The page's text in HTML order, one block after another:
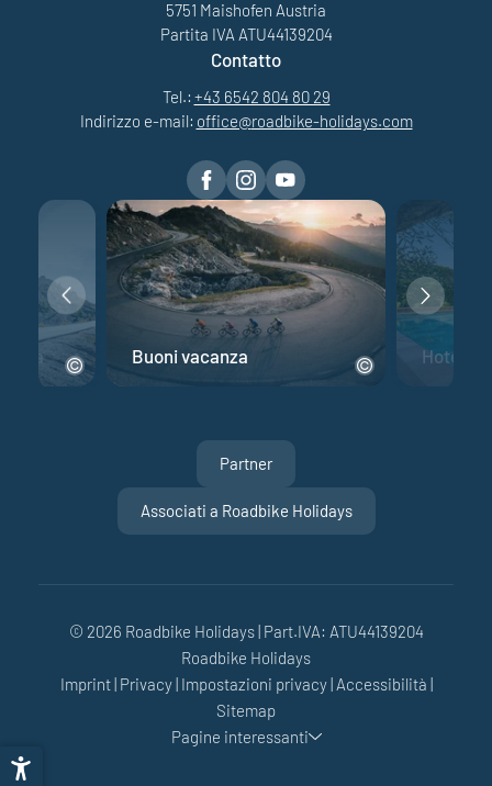
5751 Maishofen Austria
Partita IVA ATU44139204
Contatto
Tel.: +43 6542 804 80 29
Indirizzo e-mail: office@roadbike-holidays.com
Buoni vacanza Hotel
Partner
Associati a Roadbike Holidays
© 2026 Roadbike Holidays| Part.IVA: ATU44139204
Roadbike Holidays
Imprint| Privacy| Impostazioni privacy| Accessibilità |
Sitemap
Pagine interessanti